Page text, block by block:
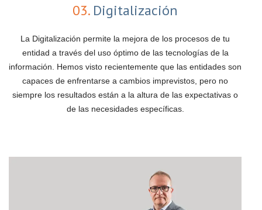
03.Digitalización
La Digitalización permite la mejora de los procesos de tu
entidad a través del uso óptimo de las tecnologías de la
información. Hemos visto recientemente que las entidades son
capaces de enfrentarse a cambios imprevistos, pero no
siempre los resultados están a la altura de las expectativas o
de las necesidades específicas.